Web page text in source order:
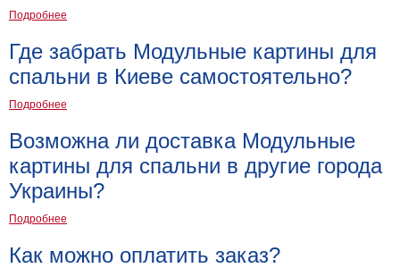
Подробнее
Где забрать Модульные картины для
спальни в Киеве самостоятельно?
Подробнее
Возможна ли доставка Модульные
картины для спальни в другие города
Украины?
Подробнее
Как можно оплатить заказ?